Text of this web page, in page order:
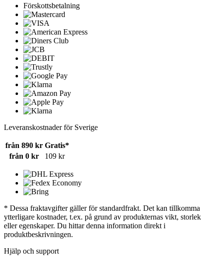
Förskottsbetalning
Leveranskostnader för Sverige
från 890 kr Gratis*
från 0 kr
109 kr
* Dessa fraktavgifter gäller för standardfrakt. Det kan tillkomma
ytterligare kostnader, t.ex. på grund av produkternas vikt, storlek
eller egenskaper. Du hittar denna information direkt i
produktbeskrivningen.
Hjälp och support